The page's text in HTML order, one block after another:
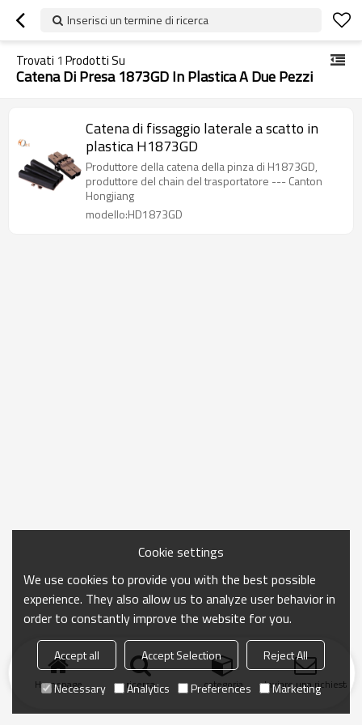
Inserisci un termine di ricerca
Trovati 1 Prodotti Su
Catena Di Presa 1873GD In Plastica A Due Pezzi
Catena di fissaggio laterale a scatto in
plastica H1873GD
Produttore della catena della pinza di H1873GD,
produttore del chain del trasportatore --- Canton
Hongjiang
modello:HD1873GD
Homepage ricerca categoria Inviare una richiesta
Cookie settings
We use cookies to provide you with the best possible
experience. They also allow us to analyze user behavior in
order to constantly improve the website for you.
Accept all Accept Selection
Reject All
Necessary
Analytics Preferences Marketing